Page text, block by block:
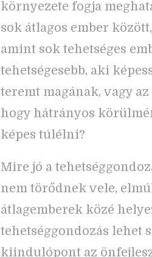
környezete fogja
sok átlagos ember
amint sok tehetséges
tehetségesebb, aki
teremt magának, vagy
hogy hátrányos
képes túlélni?
Mire jó a
nem törődnek vele,
átlagemberek közé
tehetséggondozás lehet
kiindulópont az